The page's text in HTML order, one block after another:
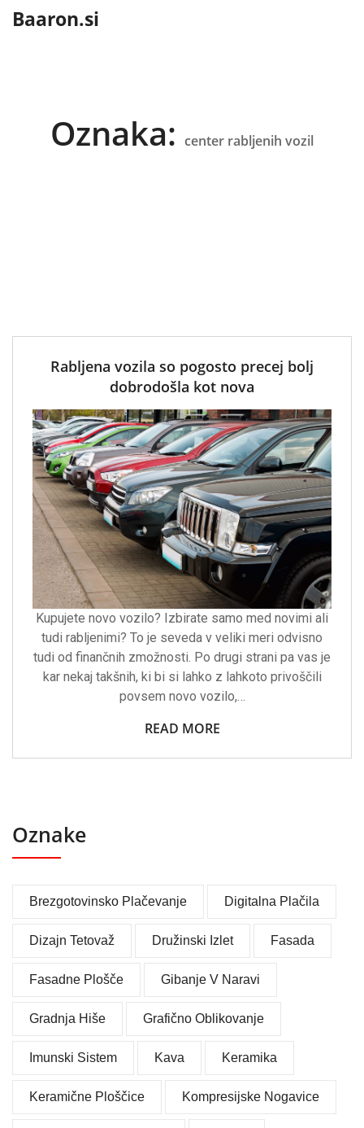
Baaron.si
Oznaka: center rabljenih vozil
Rabljena vozila so pogosto precej bolj
dobrodošla kot nova
Kupujete novo vozilo? Izbirate samo med novimi ali
tudi rabljenimi? To je seveda v veliki meri odvisno
tudi od finančnih zmožnosti. Po drugi strani pa vas je
kar nekaj takšnih, ki bi si lahko z lahkoto privoščili
povsem novo vozilo,…
READ MORE
Oznake
Brezgotovinsko Plačevanje Digitalna Plačila
Dizajn Tetovaž Družinski Izlet Fasada
Fasadne Plošče Gibanje V Naravi
Gradnja Hiše Grafično Oblikovanje
Imunski Sistem Kava Keramika
Keramične Ploščice Kompresijske Nogavice